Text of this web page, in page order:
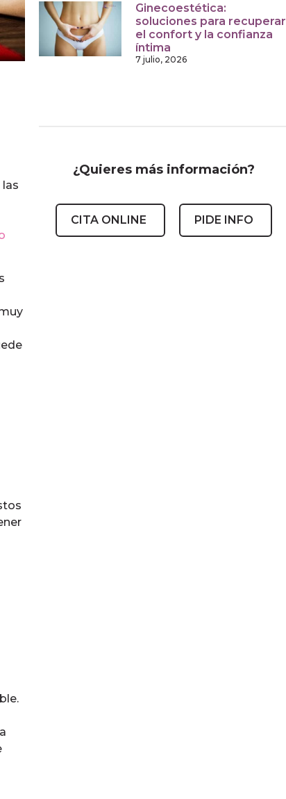
Ginecoestética:
soluciones para recuperar
el confort y la confianza
íntima
7 julio, 2026
¿Quieres más información?
CITA ONLINE PIDE INFO